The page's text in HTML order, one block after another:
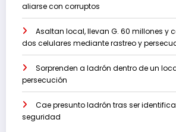
aliarse con corruptos
Asaltan local, llevan G. 60 millones y
dos celulares mediante rastreo y
Sorprenden a ladrón dentro de un
persecución
Cae presunto ladrón tras ser
seguridad